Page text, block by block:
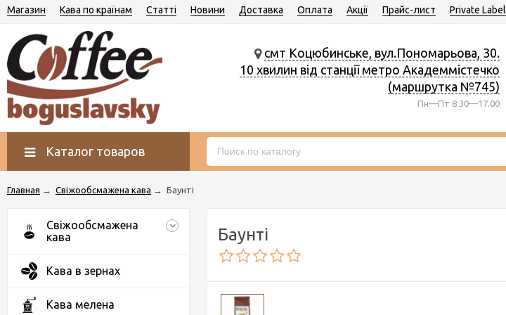
Магазин Кава по країнам Статті Новини Доставка Оплата Акції Прайс-лист Private Label
смт Коцюбинське, вул.Пономарьова, 30.
10 хвилин від станції метро Академмістечко
(маршрутка №745)
Пн—Пт 8:30—17.00
Каталог товаров
Главная → Свіжообсмажена кава → Баунті
Свіжообсмажена
кава
Кава в зернах
Кава мелена
Баунті